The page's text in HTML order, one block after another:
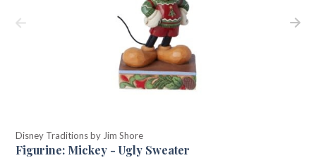
Disney Traditions by Jim Shore
Figurine: Mickey - Ugly Sweater